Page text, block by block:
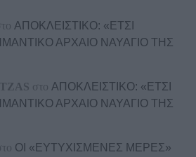
ΑΠΟΚΛΕΙΣΤΙΚΟ: «ΕΤΣΙ
ΑΡΧΑΙΟ ΝΑΥΑΓΙΟ ΤΗΣ
στο ΑΠΟΚΛΕΙΣΤΙΚΟ: «ΕΤΣΙ
ΑΡΧΑΙΟ ΝΑΥΑΓΙΟ ΤΗΣ
ΟΙ «ΕΥΤΥΧΙΣΜΕΝΕΣ ΜΕΡΕΣ»